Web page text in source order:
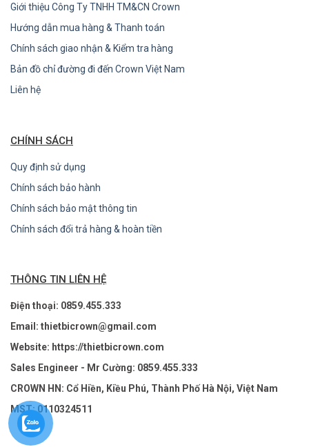
Giới thiệu Công Ty TNHH TM&CN Crown
Hướng dẫn mua hàng & Thanh toán
Chính sách giao nhận & Kiểm tra hàng
Bản đồ chỉ đường đi đến Crown Việt Nam
Liên hệ
CHÍNH SÁCH
Quy định sử dụng
Chính sách bảo hành
Chính sách bảo mật thông tin
Chính sách đổi trả hàng & hoàn tiền
THÔNG TIN LIÊN HỆ
Điện thoại: 0859.455.333
Email: thietbicrown@gmail.com
Website: https://thietbicrown.com
Sales Engineer - Mr Cường: 0859.455.333
CROWN HN: Cổ Hiền, Kiều Phú, Thành Phố Hà Nội, Việt Nam
MST: 0110324511